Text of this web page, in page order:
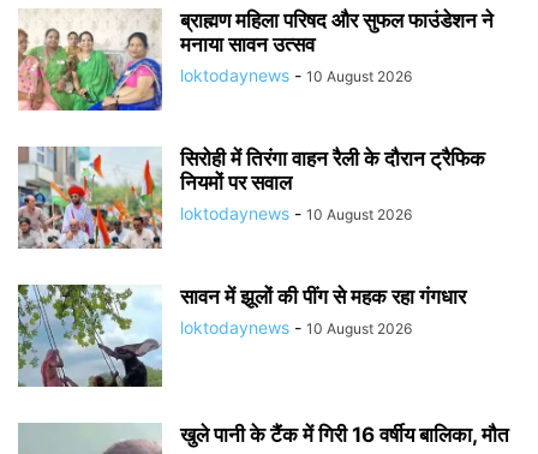
ब्राह्मण महिला परिषद और सुफल फाउंडेशन ने
मनाया सावन उत्सव
loktodaynews - 10 August 2026
सिरोही में तिरंगा वाहन रैली के दौरान ट्रैफिक
नियमों पर सवाल
loktodaynews - 10 August 2026
सावन में झूलों की पींग से महक रहा गंगधार
loktodaynews - 10 August 2026
खुले पानी के टैंक में गिरी 16 वर्षीय बालिका, मौत